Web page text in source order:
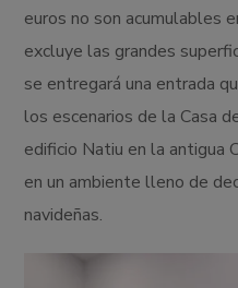
euros no son acumulables
excluye las grandes
se entregará una entrada
los escenarios de la Casa
edificio Natiu en la antigua
en un ambiente lleno de
navideñas.